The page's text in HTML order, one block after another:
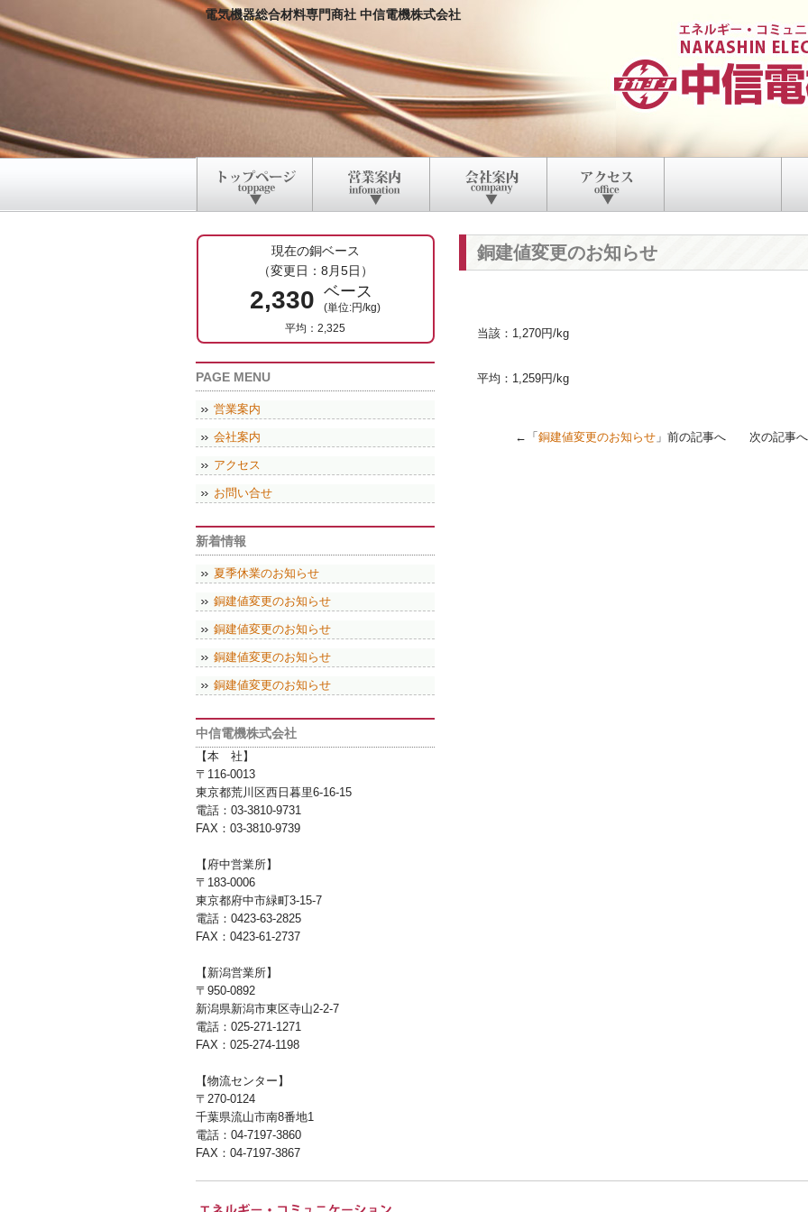
電気機器総合材料専門商社 中信電機株式会社
銅建値変更のお知らせ
当該：1,270円/kg
平均：1,259円/kg
←「 銅建値変更のお知らせ 」前の記事へ 次の記事へ
現在の銅ベース
（変更日：8月5日）
2,330 ベース
(単位:円/kg)
平均：2,325
PAGE MENU
営業案内
会社案内
アクセス
お問い合せ
新着情報
夏季休業のお知らせ
銅建値変更のお知らせ
銅建値変更のお知らせ
銅建値変更のお知らせ
銅建値変更のお知らせ
中信電機株式会社
【本 社】
〒116-0013
東京都荒川区西日暮里6-16-15
電話：03-3810-9731
FAX：03-3810-9739
【府中営業所】
〒183-0006
東京都府中市緑町3-15-7
電話：0423-63-2825
FAX：0423-61-2737
【新潟営業所】
〒950-0892
新潟県新潟市東区寺山2-2-7
電話：025-271-1271
FAX：025-274-1198
【物流センター】
〒270-0124
千葉県流山市南8番地1
電話：04-7197-3860
FAX：04-7197-3867